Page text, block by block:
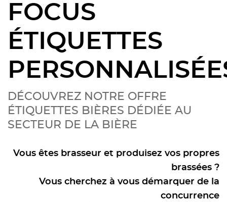
FOCUS
ÉTIQUETTES
DÉCOUVREZ NOTRE OFFRE
ÉTIQUETTES BIÈRES DÉDIÉE AU
SECTEUR DE LA BIÈRE
Vous êtes brasseur et produisez vos propres
brassées ?
Vous cherchez à vous démarquer de la
concurrence